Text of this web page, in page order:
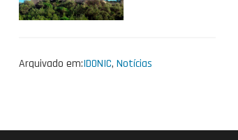
Arquivado em:IDONIC, Notícias